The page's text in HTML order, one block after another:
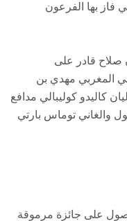
فاز بها الفرعون
صلاح قادر على
المغربي مهدي بن
كاليدو كوليبالي مدافع
والغاني توماس بارتي
على جائزة مرموقة